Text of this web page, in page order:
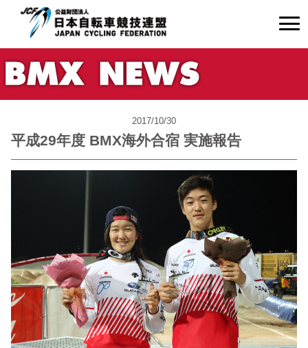
2017/10/30
平成29年度 BMX海外合宿 実施報告